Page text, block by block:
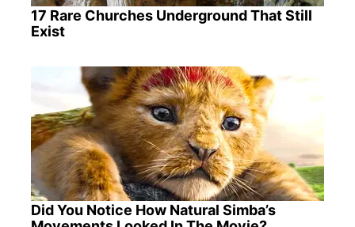
17 Rare Churches Underground That Still
Exist
Did You Notice How Natural Simba’s